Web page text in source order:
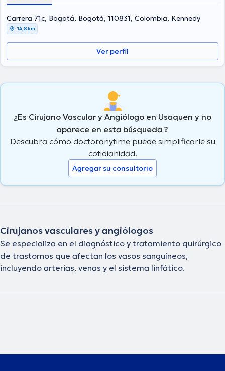
Carrera 71c, Bogotá, Bogotá, 110831, Colombia, Kennedy
14,8 km
Ver perfil
¿Es Cirujano Vascular y Angiólogo en Usaquen y no
aparece en esta búsqueda ?
Descubra cómo doctoranytime puede simplificarle su
cotidianidad.
Agregar su consultorio
Cirujanos vasculares y angiólogos
Se especializa en el diagnóstico y tratamiento quirúrgico
de trastornos que afectan los vasos sanguíneos,
incluyendo arterias, venas y el sistema linfático.